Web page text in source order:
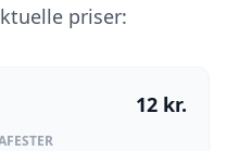
priser:
12 kr.